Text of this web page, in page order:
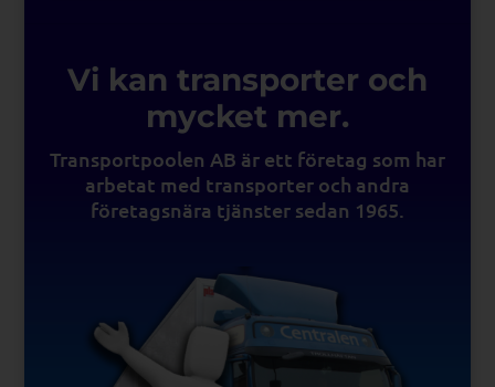
Vi kan transporter och
mycket mer.
Transportpoolen AB är ett företag som har
arbetat med transporter och andra
företagsnära tjänster sedan 1965.